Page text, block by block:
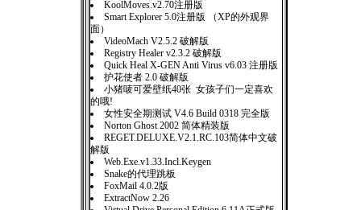
KoolMoves.v2.70注册版
Smart Explorer 5.0注册版 （XP的外观界
面）
VideoMach V2.5.2 破解版
Registry Healer v2.3.2 破解版
Quick Heal X-GEN Anti Virus v6.03 注册版
护花使者 2.0 破解版
小猪唛可爱壁纸40张 女孩子们一定喜欢
的哦!
女性安全期测试 V4.6 Build 0318 完全版
Norton Ghost 2002 简体精装版
REGET.DELUXE.V2.1.RC.103简体中文破
解版
Web.Exe.v1.33.Incl.Keygen
Snake的代理跳板
FoxMail 4.0.2版
ExtractNow 2.26